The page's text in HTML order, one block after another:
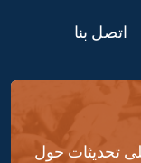
اتصل بنا
تحديثات حول